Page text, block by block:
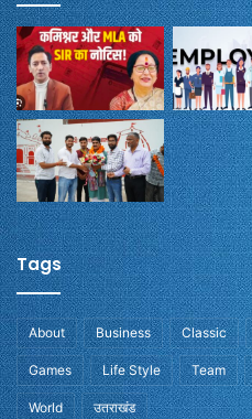
Tags
About Business Classic
Games Life Style Team
World उतराखंड